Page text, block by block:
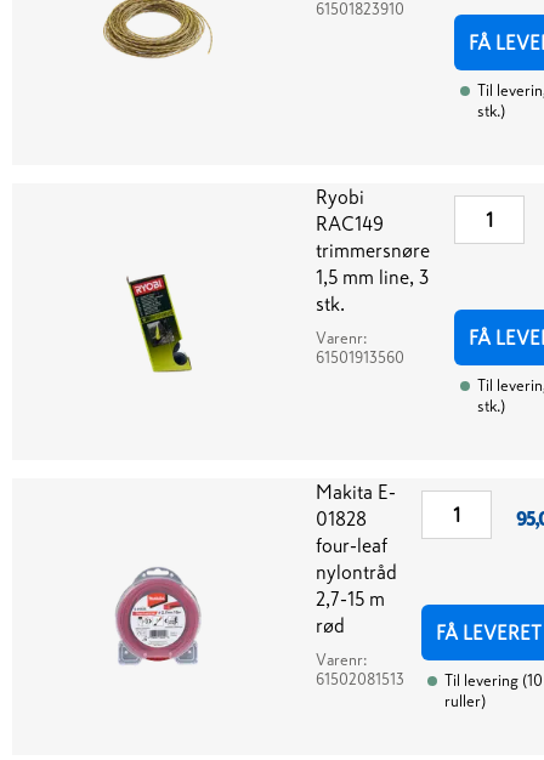
61501823910
FÅ
Til
stk.)
Ryobi
RAC149
trimmersnøre
1,5 mm line, 3
stk.
Varenr:
61501913560
FÅ
Til
stk.)
Makita E-
01828
four-leaf
nylontråd
2,7-15 m
rød
Varenr:
61502081513
FÅ LEVERET
Til levering (
ruller)